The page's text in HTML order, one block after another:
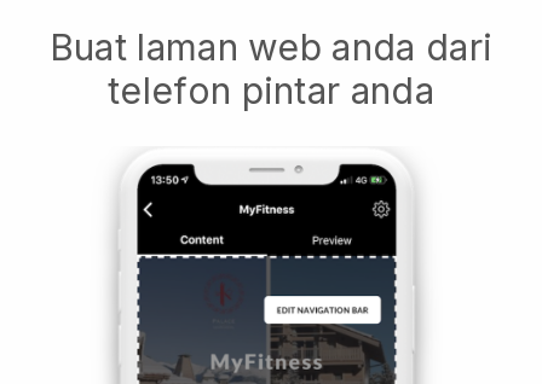
Buat laman web anda dari
telefon pintar anda